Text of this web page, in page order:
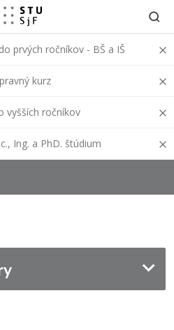
prvých ročníkov - BŠ a IŠ
kurz
vyšších ročníkov
Ing. a PhD. štúdium